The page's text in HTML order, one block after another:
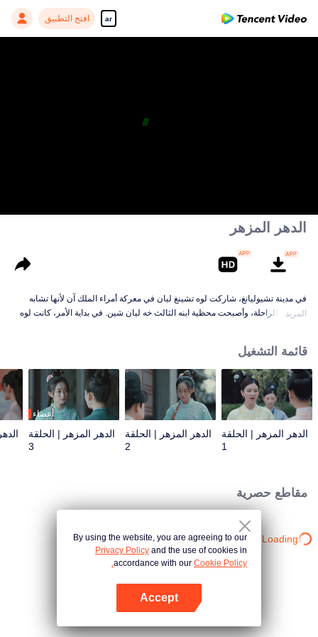
ar افتح التطبيق
الدهر المزهر
في مدينة تشيوليانغ، شاركت لوه تشينغ ليان في معركة أمراء الملك آن لأنها تشابه
محظيته الراحلة، وأصبحت محظية ابنه الثالث خه ليان شين. في بداية الأمر، كانت لوه
تحقيق طموحه.
المزيد
قائمة التشغيل
الدهر المزهر | الحلقة
1
الدهر المزهر | الحلقة
2
أعضاء
الدهر المزهر | الحلقة
3
مقاطع حصرية
Loading…
By using the website, you are agreeing to our
Privacy Policy and the use of cookies in
accordance with our Cookie Policy.
Accept